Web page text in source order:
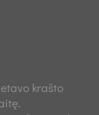
krašto